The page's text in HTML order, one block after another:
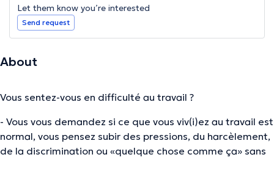
Let them know you’re interested
Send request
About
Vous sentez-vous en difficulté au travail ?
- Vous vous demandez si ce que vous viv(i)ez au travail est
normal, vous pensez subir des pressions, du harcèlement,
de la discrimination ou «quelque chose comme ça» sans